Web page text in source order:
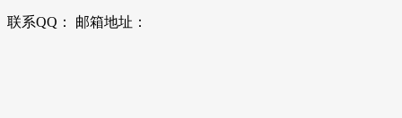
联系QQ： 邮箱地址：